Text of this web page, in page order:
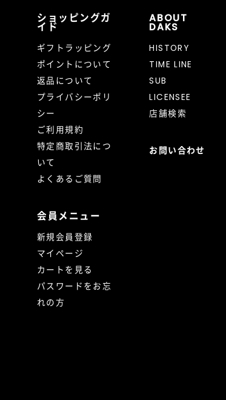
ショッピングガ
イド
ギフトラッピング
ポイントについて
返品について
プライバシーポリ
シー
ご利用規約
特定商取引法につ
いて
よくあるご質問
会員メニュー
新規会員登録
マイページ
カートを見る
パスワードをお忘
れの方
ABOUT
DAKS
HISTORY
TIME LINE
SUB
LICENSEE
店舗検索
お問い合わせ